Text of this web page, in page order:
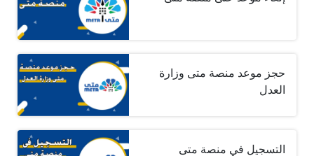
حجز موعد منصة متى وزارة
العدل
التسجيل في منصة متى